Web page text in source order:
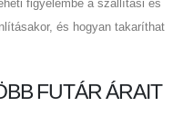
figyelembe a szállítási és
és hogyan takaríthat
FUTÁR ÁRAIT